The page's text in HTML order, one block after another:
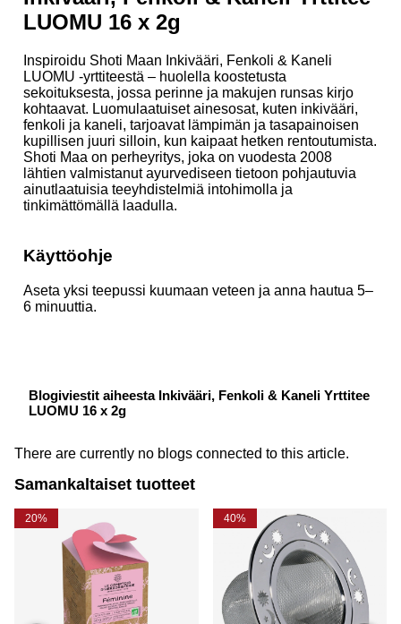
LUOMU 16 x 2g
Inspiroidu Shoti Maan Inkivääri, Fenkoli & Kaneli
LUOMU -yrttiteestä – huolella koostetusta
sekoituksesta, jossa perinne ja makujen runsas kirjo
kohtaavat. Luomulaatuiset ainesosat, kuten inkivääri,
fenkoli ja kaneli, tarjoavat lämpimän ja tasapainoisen
kupillisen juuri silloin, kun kaipaat hetken rentoutumista.
Shoti Maa on perheyritys, joka on vuodesta 2008
lähtien valmistanut ayurvediseen tietoon pohjautuvia
ainutlaatuisia teeyhdistelmiä intohimolla ja
tinkimättömällä laadulla.
Käyttöohje
Aseta yksi teepussi kuumaan veteen ja anna hautua 5–
6 minuuttia.
Blogiviestit aiheesta Inkivääri, Fenkoli & Kaneli Yrttitee
LUOMU 16 x 2g
There are currently no blogs connected to this article.
Samankaltaiset tuotteet
20% 40%